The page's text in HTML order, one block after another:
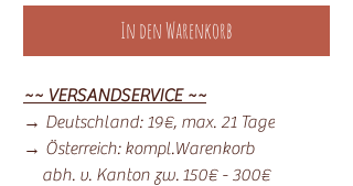
In den Warenkorb
~~ VERSANDSERVICE ~~
→ Deutschland: 19€, max. 21 Tage
→ Österreich: kompl.Warenkorb
abh. v. Kanton zw. 150€ - 300€